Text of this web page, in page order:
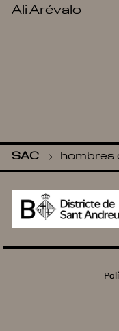
SAC
- hombres
Ali Arévalo